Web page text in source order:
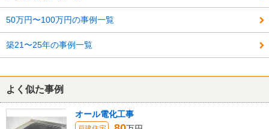
50万円〜100万円の事例一覧
築21〜25年の事例一覧
よく似た事例
オール電化工事